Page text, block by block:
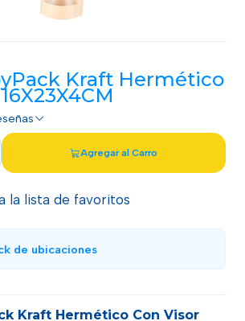
Kraft Hermético
Agregar al Carro
la lista de favoritos
de ubicaciones
Kraft Hermético Con Visor